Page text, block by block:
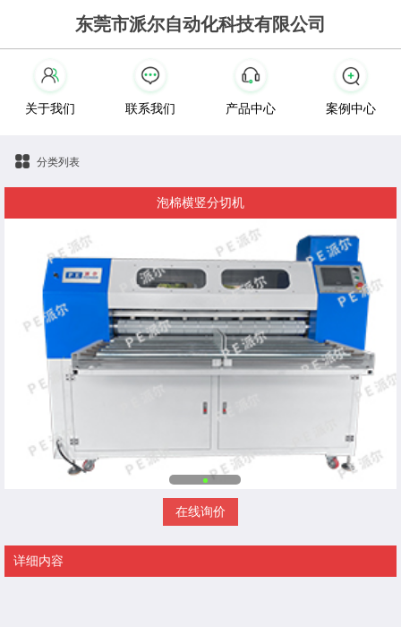
东莞市派尔自动化科技有限公司
关于我们 联系我们 产品中心 案例中心
分类列表
泡棉横竖分切机
在线询价
详细内容